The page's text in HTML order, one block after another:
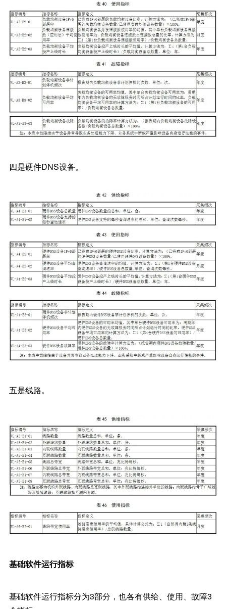
四是硬件DNS设备。
五是线路。
基础软件运行指标
基础软件运行指标分为3部分，也各有供给、使用、故障3